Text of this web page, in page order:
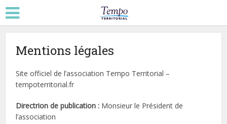
Mentions légales
Site officiel de l’association Tempo Territorial –
tempoterritorial.fr
Directrion de publication : Monsieur le Président de
l’association